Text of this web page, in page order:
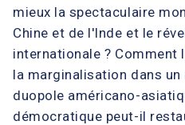
mieux la spectaculaire
Chine et de l'Inde et le
internationale ? Comment
la marginalisation dans
duopole américano-
démocratique peut-il